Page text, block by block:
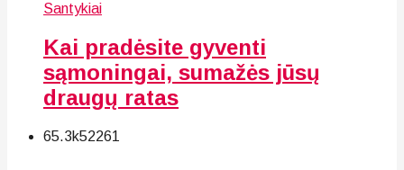
Santykiai
Kai pradėsite gyventi
sąmoningai, sumažės jūsų
draugų ratas
65.3k52261